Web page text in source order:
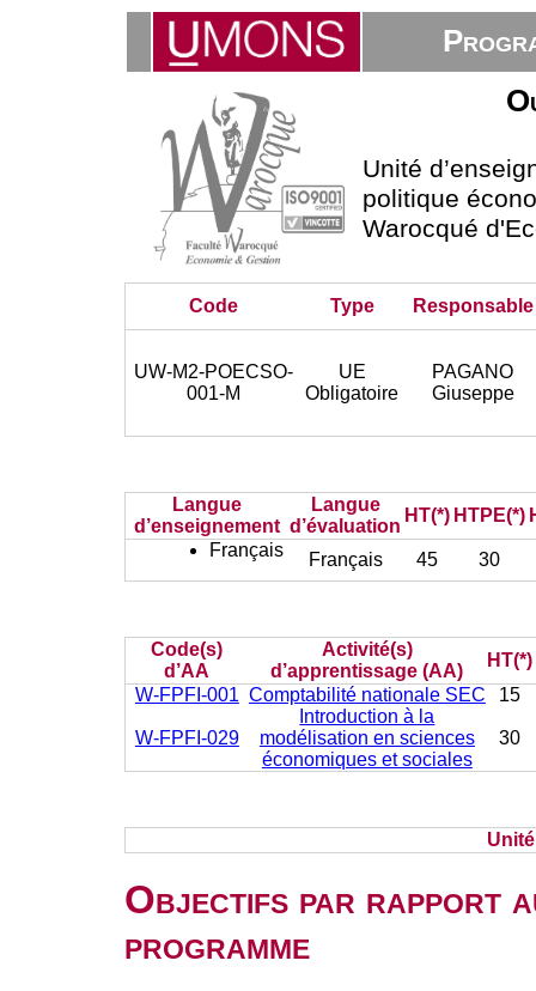
Unité
politique
Warocqué
Code Type Responsable
UW-M2-POECSO-
001-M
UE
Obligatoire
PAGANO
Giuseppe
Langue
d’enseignement
Langue
d’évaluation
HT(*) HTPE(*)
Français
Français 45 30
Code(s)
d’AA
Activité(s)
d’apprentissage (AA)
HT(*)
W-FPFI-001 Comptabilité nationale SEC 15
W-FPFI-029
Introduction à la
modélisation en sciences
économiques et sociales
30
Objectifs par rapport
programme